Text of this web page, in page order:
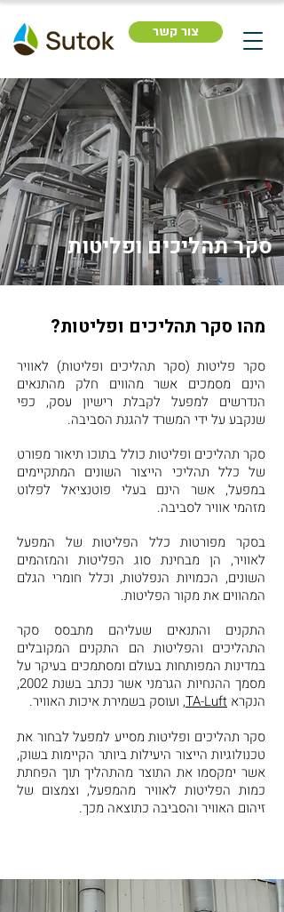
צור קשר
סקר תהליכים ופליטות
מהו סקר תהליכים ופליטות?
סקר פליטות (סקר תהליכים ופליטות) לאוויר
הינם מסמכים אשר מהווים חלק מהתנאים
הנדרשים למפעל לקבלת רישיון עסק, כפי
שנקבע על ידי המשרד להגנת הסביבה.
סקר תהליכים ופליטות כולל בתוכו תיאור מפורט
של כלל תהליכי הייצור השונים המתקיימים
במפעל, אשר הינם בעלי פוטנציאל לפלוט
מזהמי אוויר לסביבה.
בסקר מפורטות כלל הפליטות של המפעל
לאוויר, הן מבחינת סוג הפליטות והמזהמים
השונים, הכמויות הנפלטות, וכלל חומרי הגלם
המהווים את מקור הפליטות.
התקנים והתנאים שעליהם מתבסס סקר
התהליכים והפליטות הם התקנים המקובלים
במדינות המפותחות בעולם ומסתמכים בעיקר על
מסמך ההנחיות הגרמני אשר נכתב בשנת 2002,
הנקרא TA-Luft, ועוסק בשמירת איכות האוויר.
סקר תהליכים ופליטות מסייע למפעל לבחור את
טכנולוגיות הייצור היעילות ביותר הקיימות בשוק,
אשר ימקסמו את התוצר מהתהליך תוך הפחתת
כמות הפליטות לאוויר מהמפעל, וצמצום של
זיהום האוויר והסביבה כתוצאה מכך.